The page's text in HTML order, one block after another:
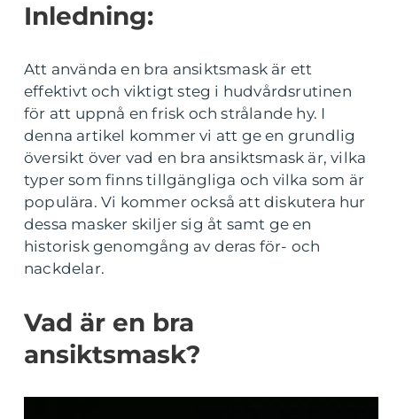
Inledning:
Att använda en bra ansiktsmask är ett
effektivt och viktigt steg i hudvårdsrutinen
för att uppnå en frisk och strålande hy. I
denna artikel kommer vi att ge en grundlig
översikt över vad en bra ansiktsmask är, vilka
typer som finns tillgängliga och vilka som är
populära. Vi kommer också att diskutera hur
dessa masker skiljer sig åt samt ge en
historisk genomgång av deras för- och
nackdelar.
Vad är en bra
ansiktsmask?